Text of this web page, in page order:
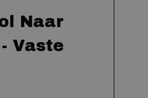
Naar
Vaste